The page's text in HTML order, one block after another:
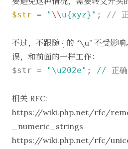
$str = " \\u{xyz}" ; //
不过，不跟随 { 的 “\u” 不受影
误，和前面的一样工作：
$str = "\u202e" ; // 正确
相关 RFC:
https://wiki.php.net/rfc/
_numeric_strings
https://wiki.php.net/rfc/